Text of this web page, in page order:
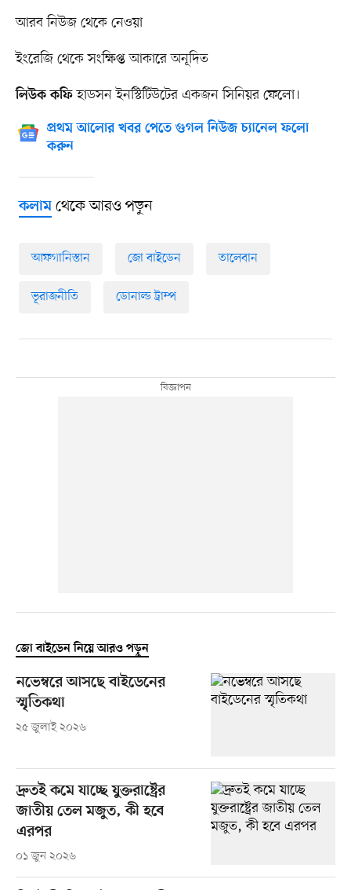
আরব নিউজ থেকে নেওয়া
ইংরেজি থেকে সংক্ষিপ্ত আকারে অনূদিত
লিউক কফিহাডসন ইনস্টিটিউটের একজন সিনিয়র ফেলো।
প্রথম আলোর খবর পেতে গুগল নিউজ চ্যানেল ফলো
করুন
কলামথেকে আরও পড়ুন
আফগানিস্তান জো বাইডেন তালেবান
ভূরাজনীতি ডোনাল্ড ট্রাম্প
জো বাইডেন নিয়ে আরও পড়ুন
নভেম্বরে আসছে বাইডেনের
স্মৃতিকথা
২৫ জুলাই ২০২৬
দ্রুতই কমে যাচ্ছে যুক্তরাষ্ট্রের
জাতীয় তেল মজুত, কী হবে
এরপর
০১ জুন ২০২৬